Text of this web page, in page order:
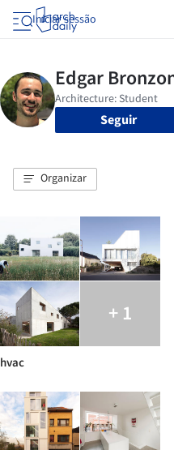
Iniciar sessão
Seguir
Organizar
+ 1
hvac